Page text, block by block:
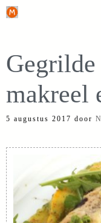
Ga
inhoud
makreel
5 augustus 2017 door